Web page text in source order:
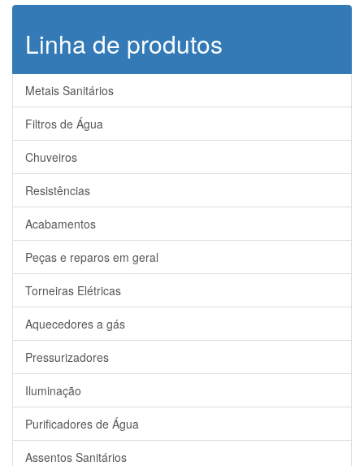
Linha de produtos
Metais Sanitários
Filtros de Água
Chuveiros
Resistências
Acabamentos
Peças e reparos em geral
Torneiras Elétricas
Aquecedores a gás
Pressurizadores
Iluminação
Purificadores de Água
Assentos Sanitários